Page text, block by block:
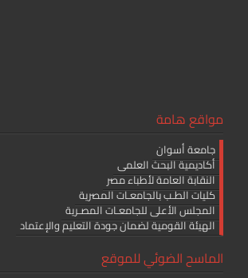
مواقع هامة
جامعة أسوان
أكاديمية البحث العلمى
النقابة العامة لأطباء مصر
كليات الطـب بالجامعـات المصرية
المجلس الأعلى للجامعـات المصـرية
الهيئة القومية لضمان جودة التعليم والإعتماد
الماسح الضوئي للموقع